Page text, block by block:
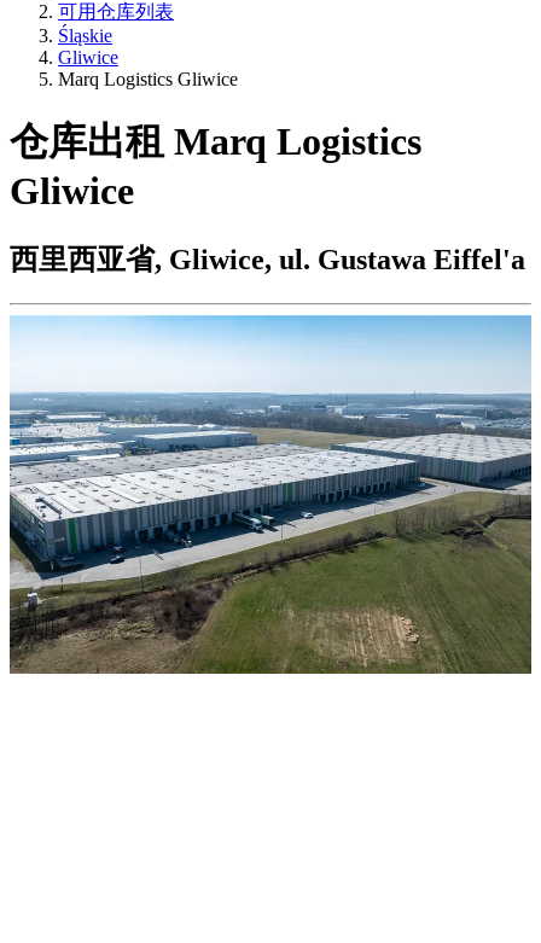
可用仓库列表
Śląskie
Gliwice
Marq Logistics Gliwice
仓库出租 Marq Logistics
Gliwice
西里西亚省, Gliwice, ul. Gustawa Eiffel'a